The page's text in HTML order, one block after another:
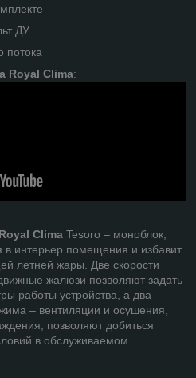
ДУ
потока
Royal Clima:
Clima Tesoro – моноблок,
в интерьер помещения и избавит
летней жары. Две скорости
жалюзи позволяют задать
работы устройства, а два
– вентиляции и осушения,
позволяют добиться
в обслуживаемом